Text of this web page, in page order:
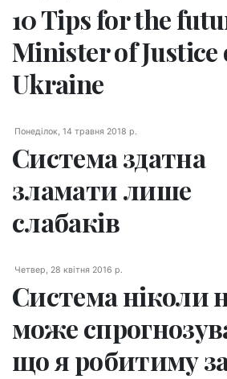
10 Tips for the
Minister of Justice
Ukraine
Понеділок, 14 травня 2018 р.
Система здатна
зламати лише
слабаків
Четвер, 28 квітня 2016 р.
Система ніколи
може
що я робитиму